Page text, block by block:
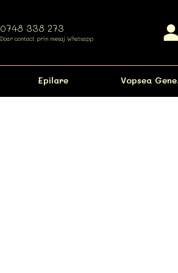
0748 338 273
Doar contact prin mesaj Whatsapp
Epilare Vopsea